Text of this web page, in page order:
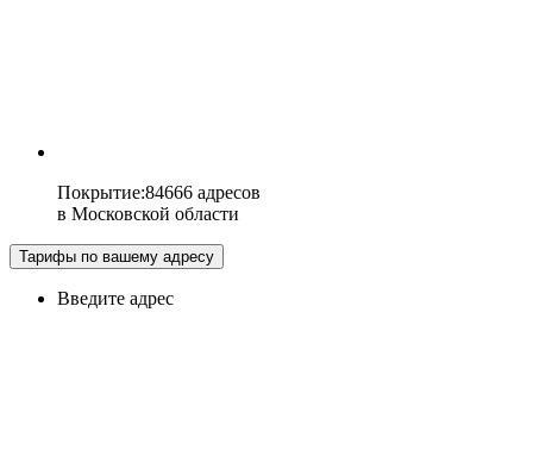
Покрытие:84666 адресов
в Московской области
Тарифы по вашему адресу
Введите адрес